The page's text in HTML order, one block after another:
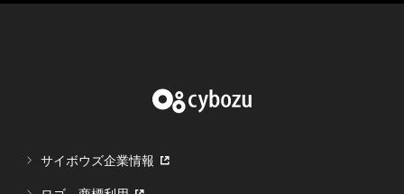
サイボウズ企業情報